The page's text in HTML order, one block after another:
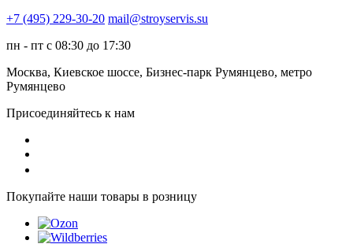
+7 (495) 229-30-20 mail@stroyservis.su
пн - пт с 08:30 до 17:30
Москва, Киевское шоссе, Бизнес-парк Румянцево, метро
Румянцево
Присоединяйтесь к нам
Покупайте наши товары в розницу